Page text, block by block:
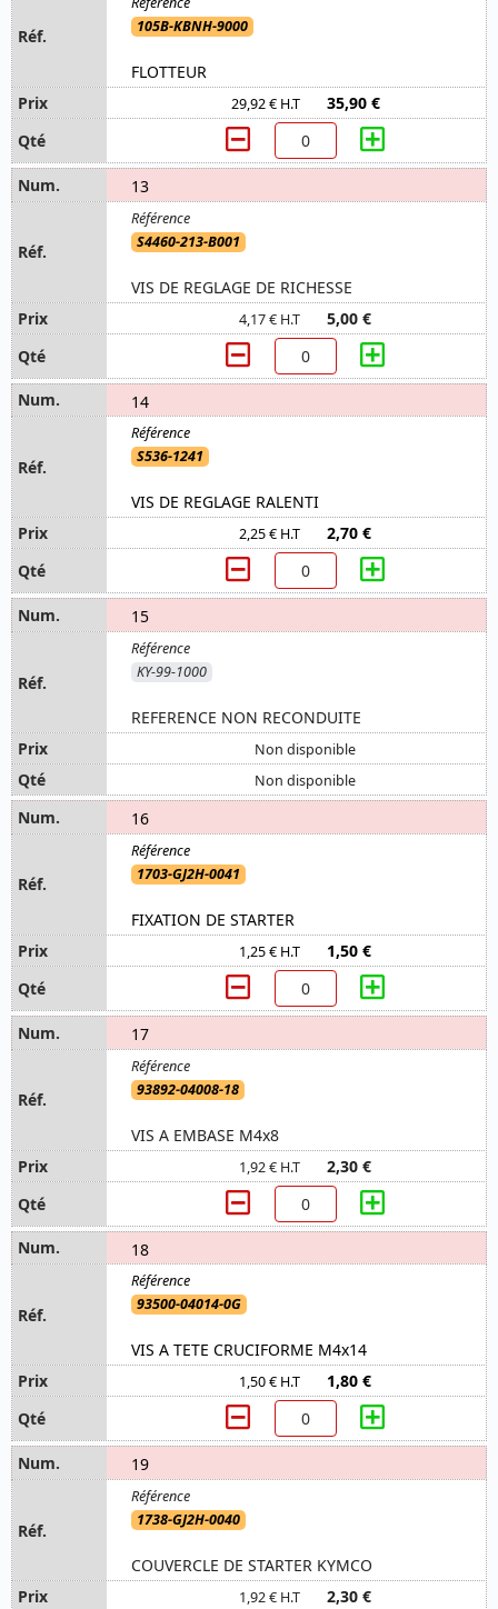
105B-KBNH-9000
FLOTTEUR
29,92 € H.T 35,90 €
13
S4460-213-B001
VIS DE REGLAGE DE RICHESSE
4,17 € H.T 5,00 €
14
S536-1241
VIS DE REGLAGE RALENTI
2,25 € H.T 2,70 €
15
KY-99-1000
REFERENCE NON RECONDUITE
Non disponible
Non disponible
16
1703-GJ2H-0041
FIXATION DE STARTER
1,25 € H.T 1,50 €
17
93892-04008-18
VIS A EMBASE M4x8
1,92 € H.T 2,30 €
18
93500-04014-0G
VIS A TETE CRUCIFORME M4x14
1,50 € H.T 1,80 €
19
1738-GJ2H-0040
COUVERCLE DE STARTER KYMCO
1,92 € H.T 2,30 €